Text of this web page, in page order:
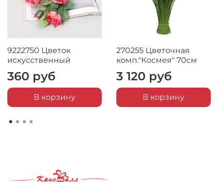
9222750 Цветок
искусственный
360 руб
В корзину
270255 Цветочная
комп."Космея" 70см
3 120 руб
В корзину